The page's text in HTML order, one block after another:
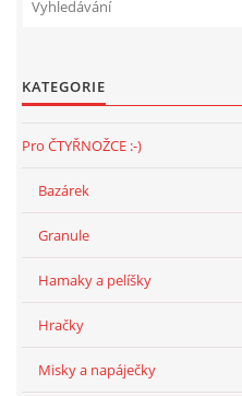
PÉČE O FRETKU
CHCI SI POŘÍDIT FRETKU
KATEGORIE
Pro ČTYŘNOŽCE :-)
Bazárek
Granule
Hamaky a pelíšky
Hračky
Misky a napáječky